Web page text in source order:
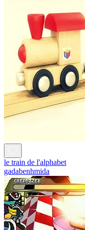
le train de l'alphabet
gadabenhmida